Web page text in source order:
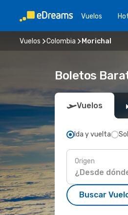
Vuelos
Vuelos Colombia Morichal
Boletos
Vuelos
Ida y vuelta
Origen
Buscar